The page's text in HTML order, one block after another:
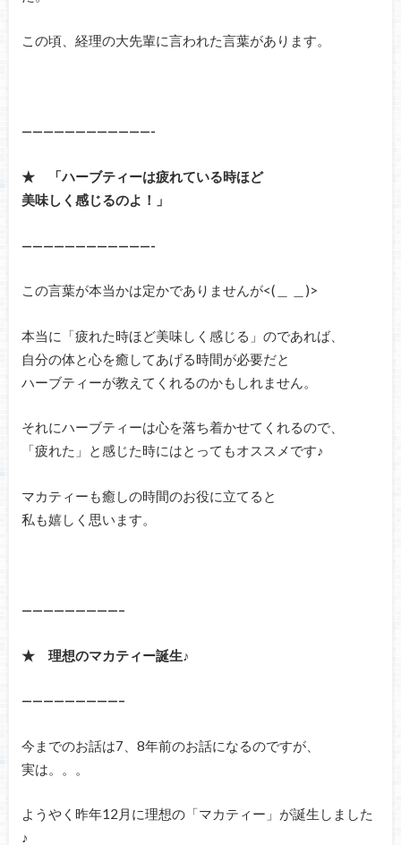
この頃、経理の大先輩に言われた言葉があります。
————————————-
★ 「ハーブティーは疲れている時ほど
美味しく感じるのよ！」
————————————-
この言葉が本当かは定かでありませんが<(＿ ＿)>
本当に「疲れた時ほど美味しく感じる」のであれば、
自分の体と心を癒してあげる時間が必要だと
ハーブティーが教えてくれるのかもしれません。
それにハーブティーは心を落ち着かせてくれるので、
「疲れた」と感じた時にはとってもオススメです♪
マカティーも癒しの時間のお役に立てると
私も嬉しく思います。
—————————–
★ 理想のマカティー誕生♪
—————————–
今までのお話は7、8年前のお話になるのですが、
実は。。。
ようやく昨年12月に理想の「マカティー」が誕生しました
♪